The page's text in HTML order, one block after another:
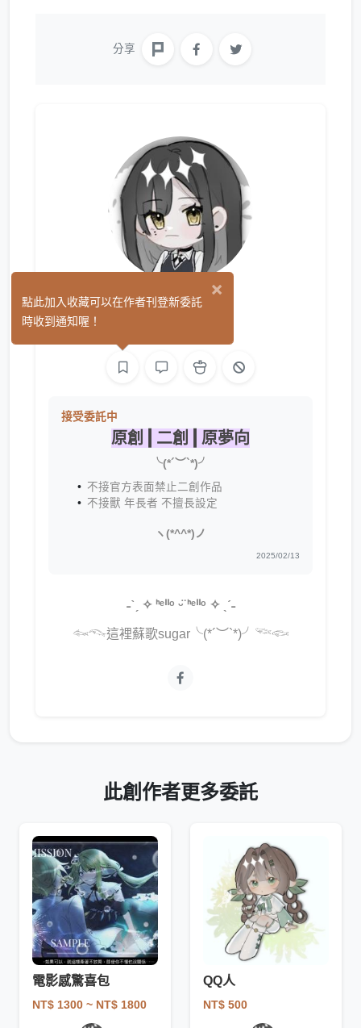
分享
蘇歌 (0)
接受委託中
原創 | 二創 | 原夢向
╰(*´︶`*)╯
不接官方表面禁止二創作品
不接獸 年長者 不擅長設定
ヽ(*^^*)ノ
2025/02/13
˗ˋˏ ✧ ᑋᵉᑊᑊᵒ ᵕ̈ ᑋᵉᑊᑊᵒ ✧ ˎˊ˗
𓆜𓆞這裡蘇歌sugar╰(*´︶`*)╯𓆝𓆟
此創作者更多委託
電影感驚喜包
NT$ 1300 ~ NT$ 1800
QQ人
NT$ 500
×
點此加入收藏可以在作者刊登新委託
時收到通知喔！